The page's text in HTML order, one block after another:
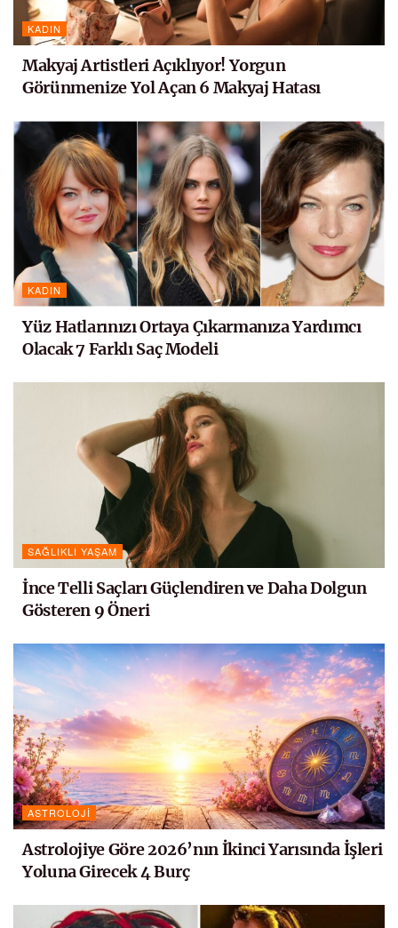
KADIN
Makyaj Artistleri Açıklıyor! Yorgun
Görünmenize Yol Açan 6 Makyaj Hatası
KADIN
Yüz Hatlarınızı Ortaya Çıkarmanıza Yardımcı
Olacak 7 Farklı Saç Modeli
SAĞLIKLI YAŞAM
İnce Telli Saçları Güçlendiren ve Daha Dolgun
Gösteren 9 Öneri
ASTROLOJI
Astrolojiye Göre 2026’nın İkinci Yarısında İşleri
Yoluna Girecek 4 Burç